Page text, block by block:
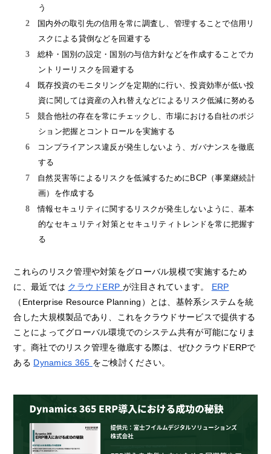
う
国内外の取引先の信用を常に調査し、管理することで信用リ
スクによる貸倒などを回避する
総枠・国別の設定・国別の与信方針などを作成することでカ
ントリーリスクを回避する
既存投資のモニタリングを定期的に行い、投資効率が低い投
資に関しては資産の入れ替えなどによるリスク低減に努める
競合他社の存在を常にチェックし、市場における自社のポジ
ション把握とコントロールを実施する
コンプライアンス違反が発生しないよう、ガバナンスを徹底
する
自然災害等によるリスクを低減するためにBCP（事業継続計
画）を作成する
情報セキュリティに関するリスクが発生しないように、基本
的なセキュリティ対策とセキュリティトレンドを常に把握す
る
これらのリスク管理や対策をグローバル規模で実施するため
に、最近では クラウドERP が注目されています。 ERP
（Enterprise Resource Planning）とは、基幹系システムを統
合した大規模製品であり、これをクラウドサービスで提供する
ことによってグローバル環境でのシステム共有が可能になりま
す。商社でのリスク管理を徹底する際は、ぜひクラウドERPで
ある Dynamics 365 をご検討ください。